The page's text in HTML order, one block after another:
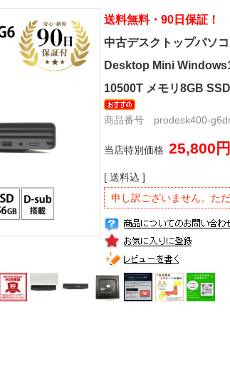
送料無料・90日保証！
中古デスクトップパソ
Desktop Mini
10500T メモリ8GB
商品番号 prodesk400-
当店特別価格 25,800円
[ 送料込 ]
申し訳ございません。た